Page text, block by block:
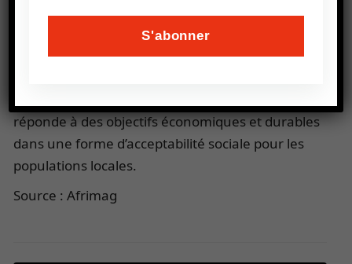
réponde à des objectifs économiques et durables
dans une forme d’acceptabilité sociale pour les
populations locales.
Source : Afrimag